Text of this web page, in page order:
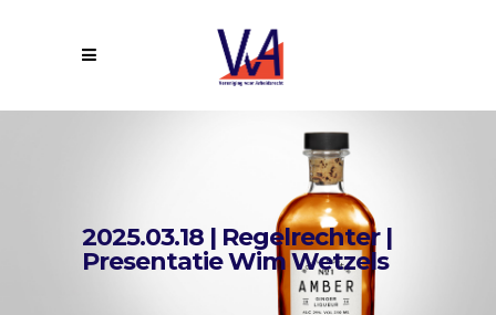
2025.03.18 | Regelrechter |
Presentatie Wim Wetzels